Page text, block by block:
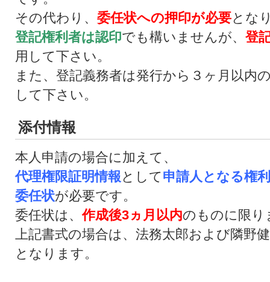
その代わり、 委任状への押印が必要とな
登記権利者は認印でも構いませんが、 登
用して下さい。
また、登記義務者は発行から３ヶ月以内
して下さい。
添付情報
本人申請の場合に加えて、
代理権限証明情報として申請人となる権
委任状が必要です。
委任状は、作成後3ヵ月以内のものに限り
上記書式の場合は、法務太郎および隣野
となります。